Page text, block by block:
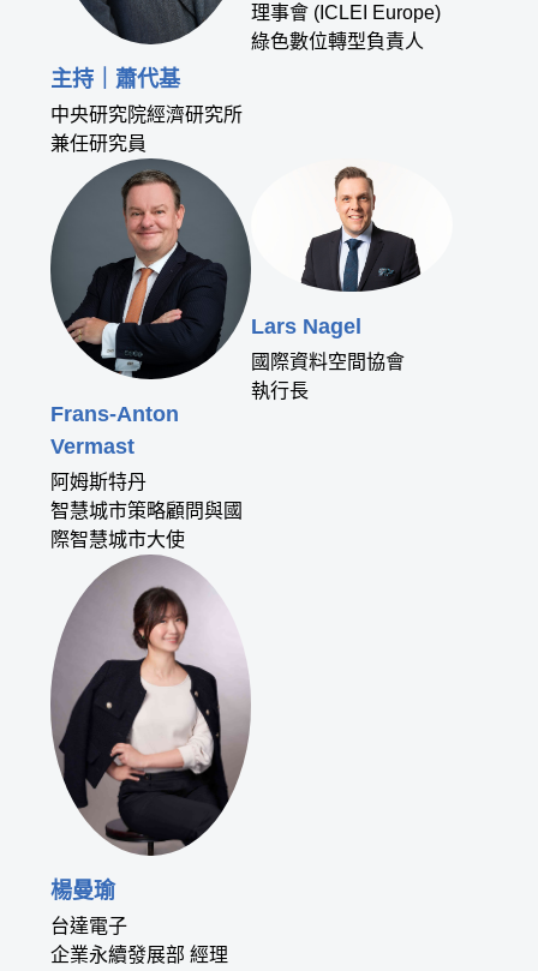
主持｜蕭代基
中央研究院經濟研究所
兼任研究員
理事會 (ICLEI Europe)
綠色數位轉型負責人
Frans-Anton
Vermast
阿姆斯特丹
智慧城市策略顧問與國
際智慧城市大使
Lars Nagel
國際資料空間協會
執行長
楊曼瑜
台達電子
企業永續發展部 經理